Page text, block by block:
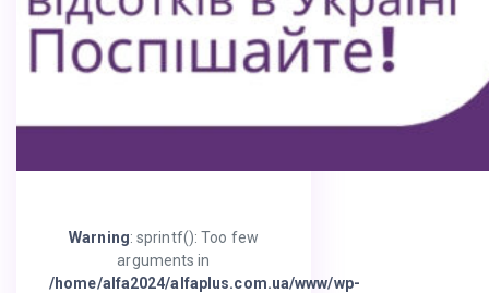
Warning: sprintf(): Too few
arguments in
/home/alfa2024/alfaplus.com.ua/www/wp-